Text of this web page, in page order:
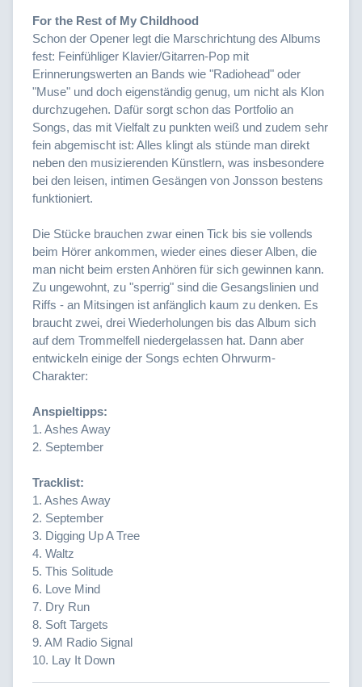
For the Rest of My Childhood
Schon der Opener legt die Marschrichtung des Albums
fest: Feinfühliger Klavier/Gitarren-Pop mit
Erinnerungswerten an Bands wie "Radiohead" oder
"Muse" und doch eigenständig genug, um nicht als Klon
durchzugehen. Dafür sorgt schon das Portfolio an
Songs, das mit Vielfalt zu punkten weiß und zudem sehr
fein abgemischt ist: Alles klingt als stünde man direkt
neben den musizierenden Künstlern, was insbesondere
bei den leisen, intimen Gesängen von Jonsson bestens
funktioniert.
Die Stücke brauchen zwar einen Tick bis sie vollends
beim Hörer ankommen, wieder eines dieser Alben, die
man nicht beim ersten Anhören für sich gewinnen kann.
Zu ungewohnt, zu "sperrig" sind die Gesangslinien und
Riffs - an Mitsingen ist anfänglich kaum zu denken. Es
braucht zwei, drei Wiederholungen bis das Album sich
auf dem Trommelfell niedergelassen hat. Dann aber
entwickeln einige der Songs echten Ohrwurm-
Charakter:
Anspieltipps:
1. Ashes Away
2. September
Tracklist:
1. Ashes Away
2. September
3. Digging Up A Tree
4. Waltz
5. This Solitude
6. Love Mind
7. Dry Run
8. Soft Targets
9. AM Radio Signal
10. Lay It Down